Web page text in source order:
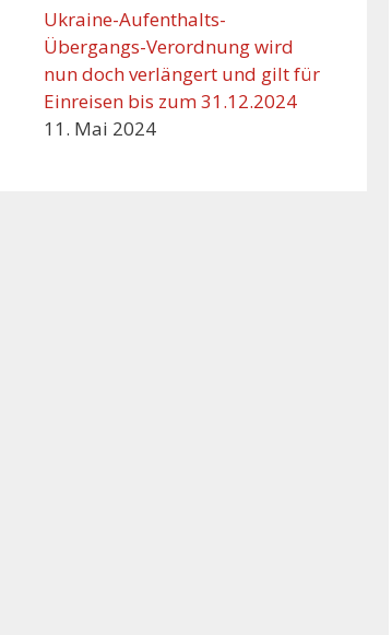
Ukraine-Aufenthalts-
Übergangs-Verordnung wird
nun doch verlängert und gilt für
Einreisen bis zum 31.12.2024
11. Mai 2024